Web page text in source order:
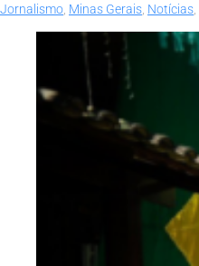
Jornalismo, Minas Gerais, Notícias,